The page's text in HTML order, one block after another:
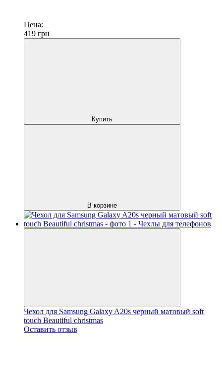
Цена:
419 грн
Купить
В корзине
Чехол для Samsung Galaxy A20s черный матовый soft
touch Beautiful christmas
Оставить отзыв